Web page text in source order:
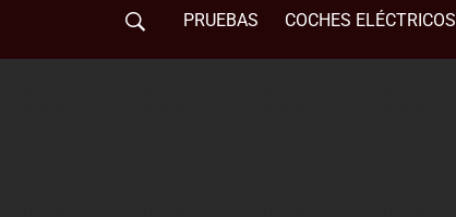
PRUEBAS COCHES ELÉCTRICOS